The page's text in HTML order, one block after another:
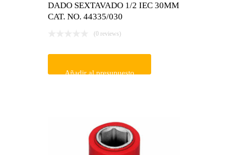
DADO SEXTAVADO 1/2 IEC 30MM
CAT. NO. 44335/030
(0 reviews)
Añadir al presupuesto